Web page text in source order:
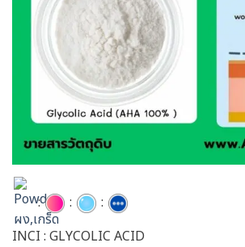
: :
:
INCI : GLYCOLIC ACID